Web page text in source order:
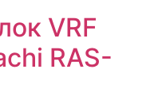
VRF
RAS-